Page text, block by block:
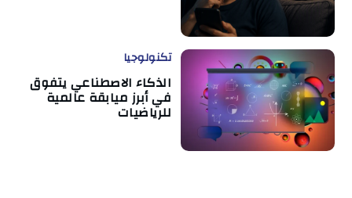
تكنولوجيا
الذكاء الاصطناعي يتفوق
في أبرز ميابقة عالمية
للرياضيات